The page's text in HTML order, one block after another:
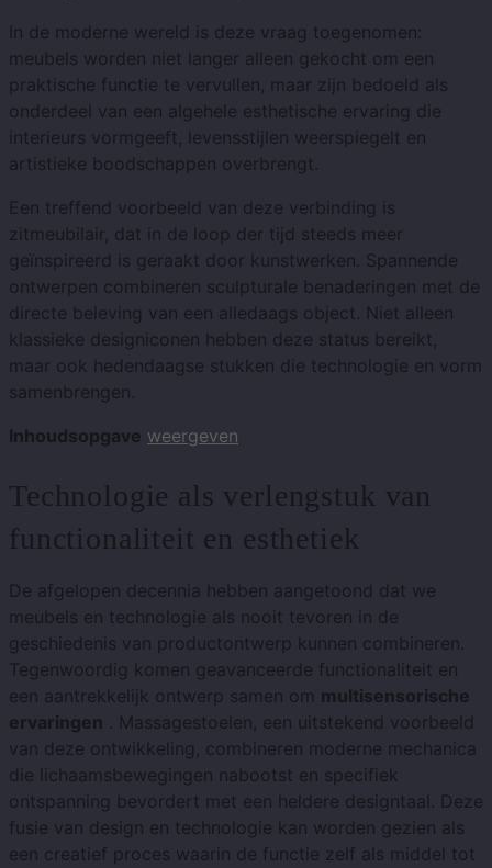
In de moderne wereld is deze vraag toegenomen:
meubels worden niet langer alleen gekocht om een ​​
praktische functie te vervullen, maar zijn bedoeld als
onderdeel van een algehele esthetische ervaring die
interieurs vormgeeft, levensstijlen weerspiegelt en
artistieke boodschappen overbrengt.
Een treffend voorbeeld van deze verbinding is
zitmeubilair, dat in de loop der tijd steeds meer
geïnspireerd is geraakt door kunstwerken. Spannende
ontwerpen combineren sculpturale benaderingen met de
directe beleving van een alledaags object. Niet alleen
klassieke designiconen hebben deze status bereikt,
maar ook hedendaagse stukken die technologie en vorm
samenbrengen.
Inhoudsopgave weergeven
Technologie als verlengstuk van
functionaliteit en esthetiek
De afgelopen decennia hebben aangetoond dat we
meubels en technologie als nooit tevoren in de
geschiedenis van productontwerp kunnen combineren.
Tegenwoordig komen geavanceerde functionaliteit en
een aantrekkelijk ontwerp samen om multisensorische
ervaringen . Massagestoelen, een uitstekend voorbeeld
van deze ontwikkeling, combineren moderne mechanica
die lichaamsbewegingen nabootst en specifiek
ontspanning bevordert met een heldere designtaal. Deze
fusie van design en technologie kan worden gezien als
een creatief proces waarin de functie zelf als middel tot